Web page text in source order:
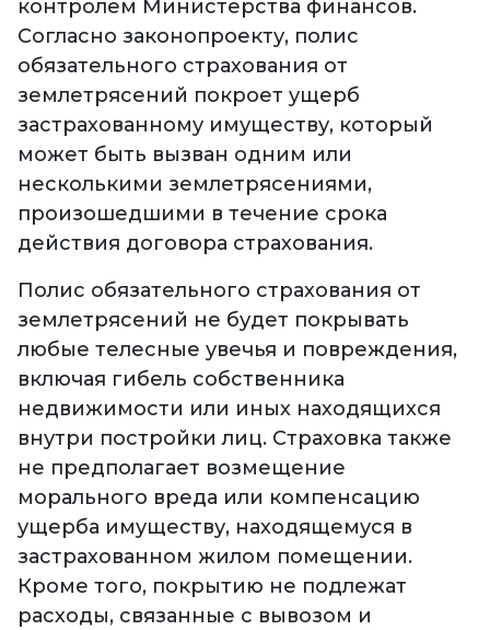
контролем Министерства финансов.
Согласно законопроекту, полис
обязательного страхования от
землетрясений покроет ущерб
застрахованному имуществу, который
может быть вызван одним или
несколькими землетрясениями,
произошедшими в течение срока
действия договора страхования.
Полис обязательного страхования от
землетрясений не будет покрывать
любые телесные увечья и повреждения,
включая гибель собственника
недвижимости или иных находящихся
внутри постройки лиц. Страховка также
не предполагает возмещение
морального вреда или компенсацию
ущерба имуществу, находящемуся в
застрахованном жилом помещении.
Кроме того, покрытию не подлежат
расходы, связанные с вывозом и